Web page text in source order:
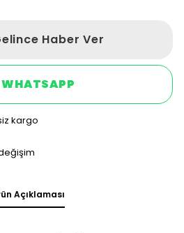
Haber Ver
WHATSAPP
kargo
Açıklaması